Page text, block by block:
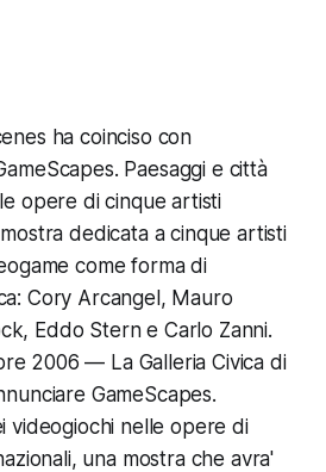
ha coinciso con
Paesaggi e città
opere di cinque artisti
dedicata a cinque artisti
come forma di
Cory Arcangel, Mauro
Eddo Stern e Carlo Zanni.
2006 — La Galleria Civica di
GameScapes.
videogiochi nelle opere di
una mostra che avra'